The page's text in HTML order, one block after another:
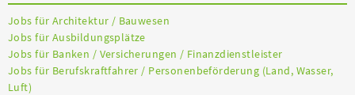
Jobs für Architektur / Bauwesen
Jobs für Ausbildungsplätze
Jobs für Banken / Versicherungen / Finanzdienstleister
Jobs für Berufskraftfahrer / Personenbeförderung (Land, Wasser,
Luft)